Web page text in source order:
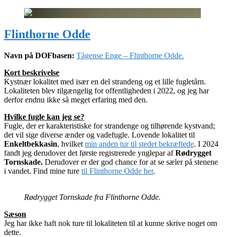
Flinthorne Odde
Navn på DOFbasen: Tågense Enge – Flinthorne Odde.
Kort beskrivelse
Kystnær lokalitet med især en del strandeng og et lille fugletårn.
Lokaliteten blev tilgængelig for offentligheden i 2022, og jeg har
derfor endnu ikke så meget erfaring med den.
Hvilke fugle kan jeg se?
Fugle, der er karakteristiske for strandenge og tilhørende kystvand;
det vil sige diverse ænder og vadefugle. Lovende lokalitet til
Enkeltbekkasin, hvilket min anden tur til stedet bekræftede. I 2024
fandt jeg derudover det første registrerede ynglepar afRødrygget
Tornskade. Derudover er der god chance for at se sæler på stenene
i vandet. Find mine ture til Flinthorne Odde her.
Rødrygget Tornskade fra Flinthorne Odde.
Sæson
Jeg har ikke haft nok ture til lokaliteten til at kunne skrive noget om
dette.